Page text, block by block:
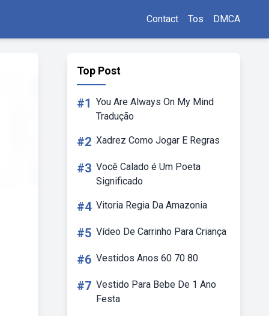
Contact Tos DMCA
Top Post
#1 You Are Always On My Mind
Tradução
#2 Xadrez Como Jogar E Regras
#3 Você Calado é Um Poeta
Significado
#4 Vitoria Regia Da Amazonia
#5 Vídeo De Carrinho Para Criança
#6 Vestidos Anos 60 70 80
#7 Vestido Para Bebe De 1 Ano
Festa